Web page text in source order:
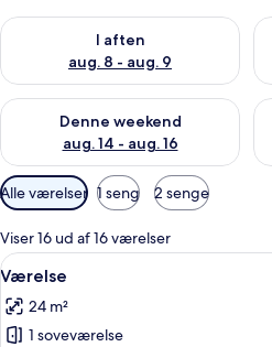
I aften
aug. 8 - aug. 9
Tjek tilgængelighed for i aften
Denne weekend
aug. 14 - aug. 16
Tjek tilgængelighed for denne
Tilgængelige
filtre
for
værelser
Alle værelser 1 seng 2 senge
Viser 16 ud af 16 værelser
Indlæs
alle
billeder
af
6
Værelse
24 m²
1 soveværelse